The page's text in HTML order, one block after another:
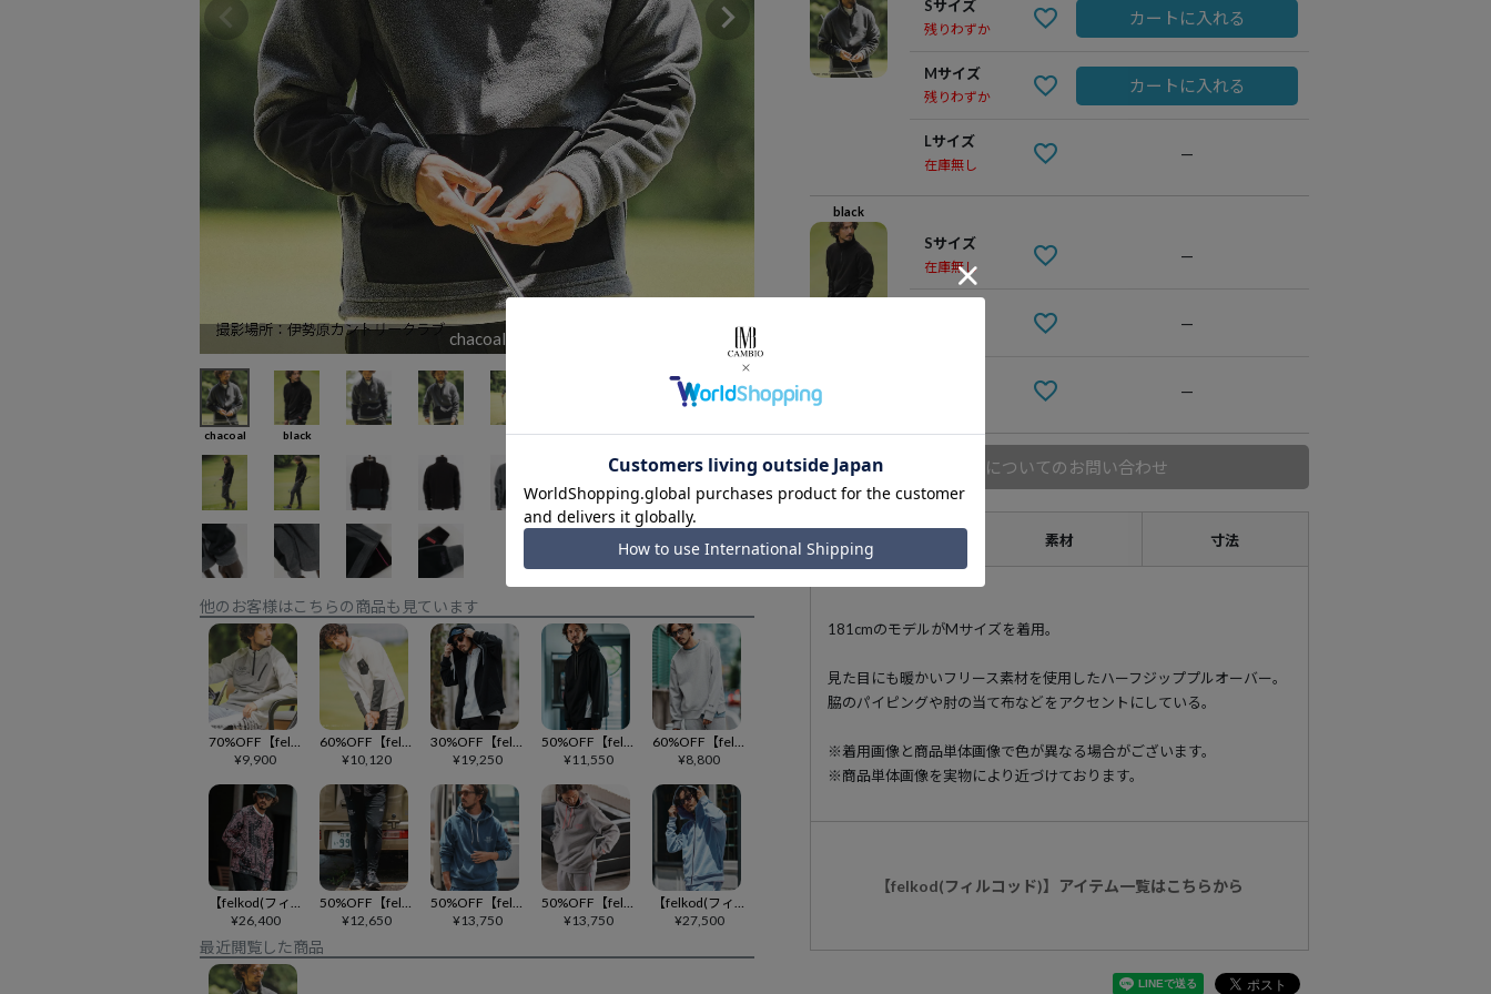
chacoal black
chacoal black
他のお客様はこちらの商品も見ています
¥9,900
¥10,120
¥19,250
¥11,550
¥8,800
¥26,400
¥12,650
¥13,750
¥13,750
¥27,500
最近閲覧した商品
Sサイズ
残りわずか
カートに入れる
Mサイズ
残りわずか
カートに入れる
Lサイズ
在庫無し
—
black
Sサイズ
在庫無し
—
—
—
商品についてのお問い合わせ
アイテム説明 素材 寸法
181cmのモデルがMサイズを着用。
見た目にも暖かいフリース素材を使用したハーフジッププルオーバー。
脇のパイピングや肘の当て布などをアクセントにしている。
※着用画像と商品単体画像で色が異なる場合がございます。
※商品単体画像を実物により近づけております。
【felkod(フィルコッド)】アイテム一覧はこちらから